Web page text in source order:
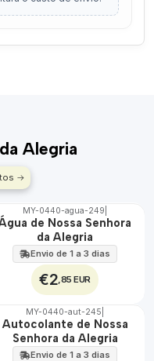
Alegria
🇵🇹
MY-0440-agua-249
de Nossa Senhora
da Alegria
Envio de 1 a 3 dias
€2 ,85 EUR
🇵🇹
100%
MY-0440-aut-245
Autocolante de Nossa
Senhora da Alegria
Envio de 1 a 3 dias